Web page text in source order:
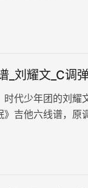
_刘耀文_C调
时代少年团的刘耀
》吉他六线谱，原